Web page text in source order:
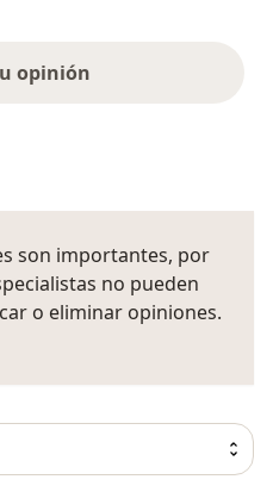
opinión
son importantes, por
no pueden
o eliminar opiniones.